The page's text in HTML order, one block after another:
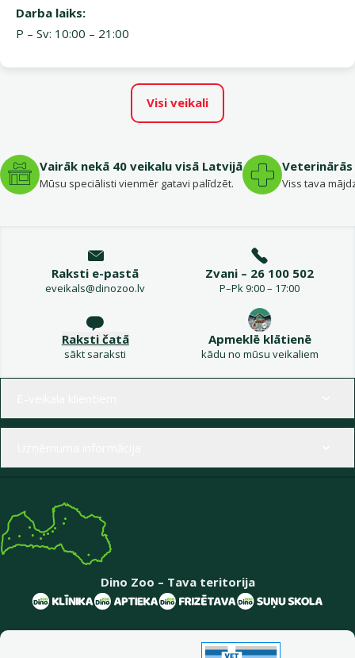
Darba laiks:
P – Sv: 10:00 – 21:00
Visi veikali
Vairāk nekā 40 veikalu visā Latvijā
Mūsu speciālisti vienmēr gatavi palīdzēt. Viss tava
Raksti e-pastā
eveikals@dinozoo.lv
Zvani – 26 100 502
P–Pk 9:00 – 17:00
Raksti čatā
sākt saraksti
Apmeklē klātienē
kādu no mūsu veikaliem
Dino Zoo – Tava teritorija